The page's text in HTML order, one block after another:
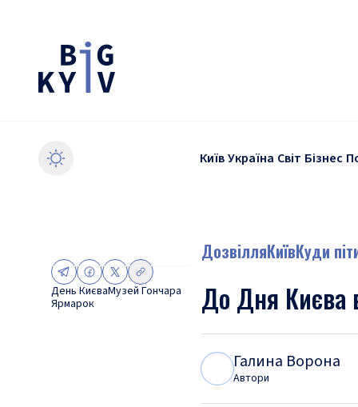
КиївУкраїна Світ Бізнес
День КиєваМузей Гончара
Ярмарок
ДозвілляКиївКуди
До Дня Києва
Галина Ворона
Автори